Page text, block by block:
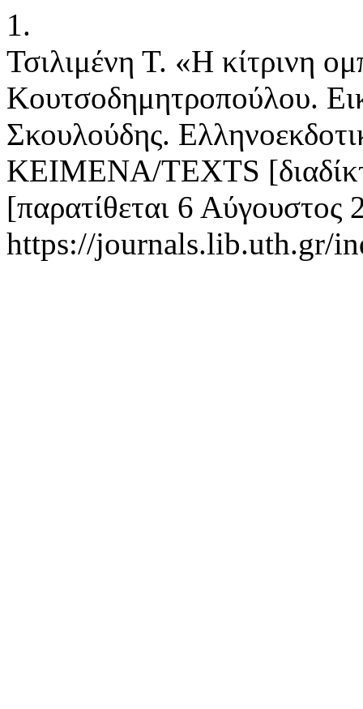
1.
Τσιλιμένη Τ. «Η κίτρινη
Κουτσοδημητροπούλου.
Σκουλούδης.
ΚΕΙΜΕΝΑ/TEXTS
[παρατίθεται 6 Αύγουστος
https://journals.lib.uth.gr/